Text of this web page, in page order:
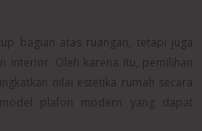
bagian atas ruangan, tetapi juga
interior. Oleh karena itu, pemilihan
nilai estetika rumah secara
plafon modern yang dapat